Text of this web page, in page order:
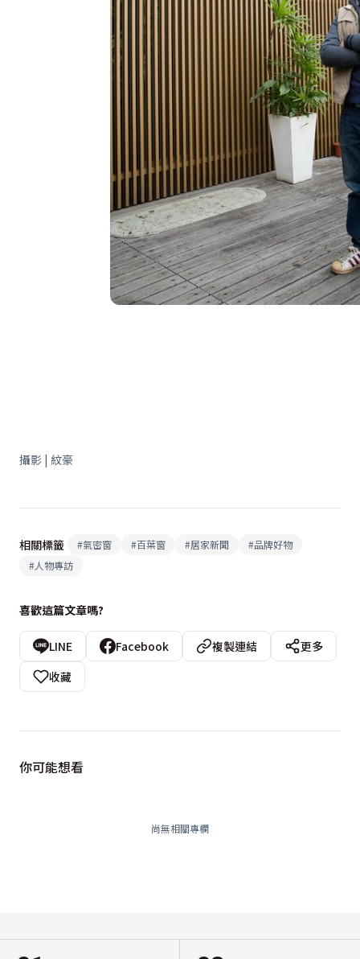
攝影 | 紋豪
相關標籤 #氣密窗 #百葉窗 #居家新聞 #品牌好物
#人物專訪
喜歡這篇文章嗎?
LINE Facebook 複製連結
更多
收藏
你可能想看
尚無相關專欄